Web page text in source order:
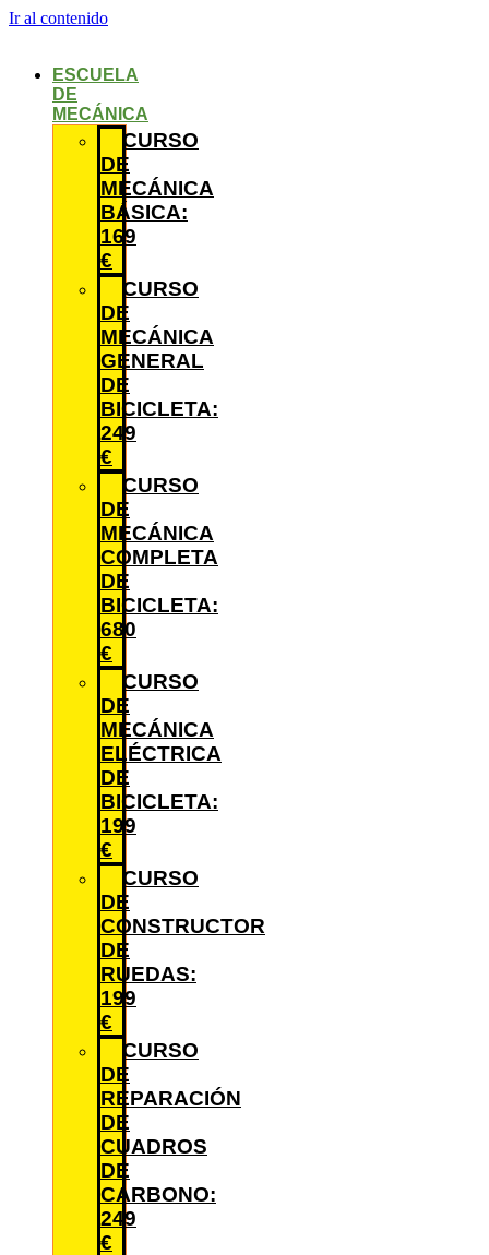
Ir al contenido
ESCUELA
DE
MECÁNICA
CURSO
DE
MECÁNICA
BÁSICA:
169
€
CURSO
DE
MECÁNICA
GENERAL
DE
BICICLETA:
249
€
CURSO
DE
MECÁNICA
COMPLETA
DE
BICICLETA:
680
€
CURSO
DE
MECÁNICA
ELÉCTRICA
DE
BICICLETA:
199
€
CURSO
DE
CONSTRUCTOR
DE
RUEDAS:
199
€
CURSO
DE
REPARACIÓN
DE
CUADROS
DE
CARBONO:
249
€